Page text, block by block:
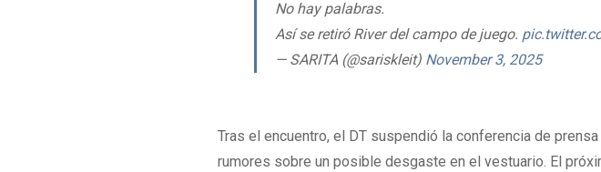
No hay palabras.
Así se retiró River del campo de juego.
— SARITA (@sariskleit) November 3, 2025
Tras el encuentro, el DT suspendió la conferencia de
rumores sobre un posible desgaste en el vestuario. El